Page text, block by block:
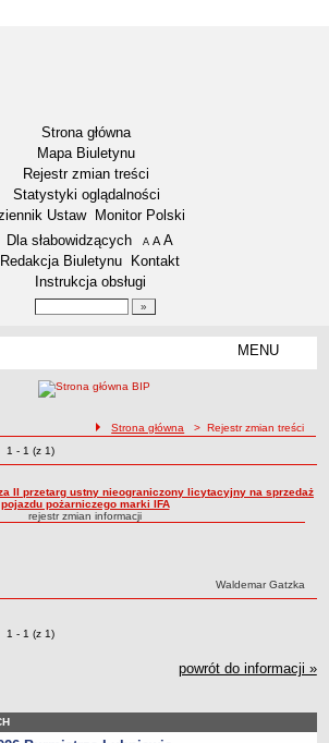
Strona główna
Mapa Biuletynu
Rejestr zmian treści
Statystyki oglądalności
Ustaw
Monitor Polski
Menu dodatkowe
Dla słabowidzących A pomniejsz czcionkę
A standardowy rozmiar czcionki
A
Redakcja Biuletynu
Kontakt
Instrukcja obsługi
MENU
i komunikaty
ścieżka nawigacji
Strona główna > Rejestr zmian treści
Zmiany o pozycjach
1 - 1 (z 1)
II przetarg ustny nieograniczony licytacyjny na sprzedaż
pojazdu pożarniczego marki IFA
rejestr zmian informacji
Autor:
Waldemar Gatzka
Zmiany o pozycjach
1 - 1 (z 1)
powrót do informacji »